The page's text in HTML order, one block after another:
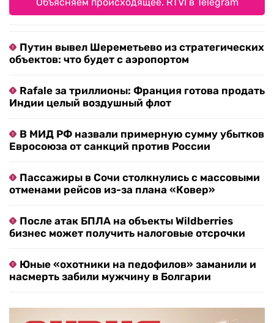
Путин вывел Шереметьево из стратегических
объектов: что будет с аэропортом
Rafale за триллионы: Франция готова продать
Индии целый воздушный флот
В МИД РФ назвали примерную сумму убытков
Евросоюза от санкций против России
Пассажиры в Сочи столкнулись с массовыми
отменами рейсов из-за плана «Ковер»
После атак БПЛА на объекты Wildberries
бизнес может получить налоговые отсрочки
Юные «охотники на педофилов» заманили и
насмерть забили мужчину в Болгарии